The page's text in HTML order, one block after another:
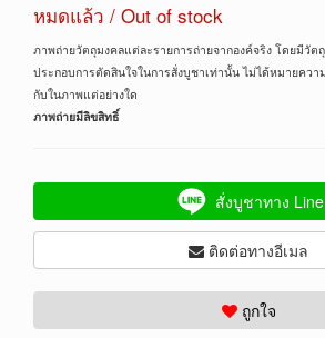
หมดแล้ว / Out of stock
ภาพถ่ายวัตถุมงคลแต่ละรายการถ่ายจากองค์จริง โดยมีวัต
ประกอบการตัดสินใจในการสั่งบูชาเท่านั้น ไม่ได้หมายควา
กับในภาพแต่อย่างใด
ภาพถ่ายมีลิขสิทธิ์
สั่งบูชาทาง Line
ติดต่อทางอีเมล
ถูกใจ